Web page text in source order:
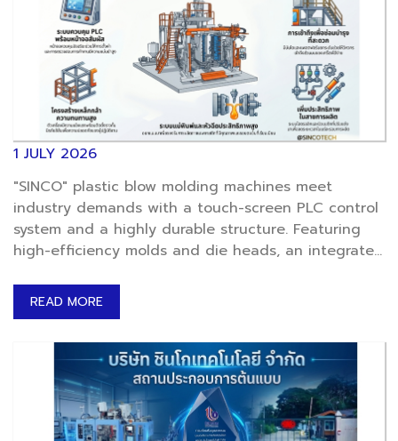
1 JULY 2026
"SINCO" plastic blow molding machines meet
industry demands with a touch-screen PLC control
system and a highly durable structure. Featuring
high-efficiency molds and die heads, an integrated
system designed to maximize productivity, it
delivers precise and stable operation while
READ MORE